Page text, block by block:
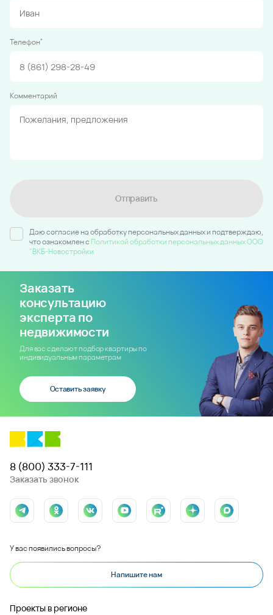
Телефон*
Комментарий
Отправить
Даю согласие на обработку персональных данных и подтверждаю,
что ознакомлен c Политикой обработки персональных данных ООО
"ВКБ-Новостройки
Заказать
консультацию
эксперта по
недвижимости
Для вас сделают подбор квартиры по
индивидуальным параметрам
Оставить заявку
8 (800) 333-7-111
Заказать звонок
У вас появились вопросы?
Напишите нам
Проекты в регионе